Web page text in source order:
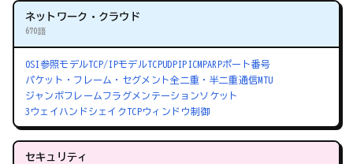
ネットワーク・クラウド
670語
OSI参照モデルTCP/IPモデルTCPUDPIPICMPARPポート番号
パケット・フレーム・セグメント全二重・半二重通信MTU
ジャンボフレーム フラグメンテーションソケット
3ウェイハンドシェイクTCPウィンドウ制御
セキュリティ